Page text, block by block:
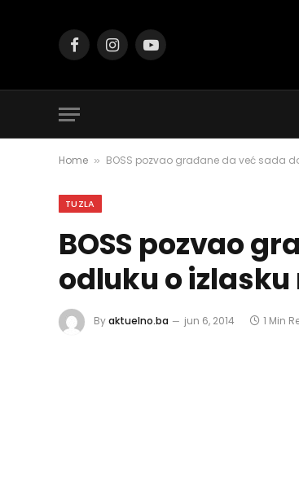
FacebookInstagramYouTube
Home » BOSS pozvao građane da već sada
TUZLA
BOSS pozvao
odluku o izlasku
Byaktuelno.ba jun 6, 2014 1 Min